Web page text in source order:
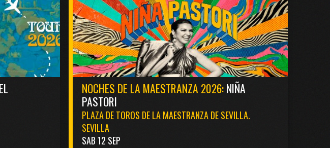
EL
NOCHES DE LA MAESTRANZA 2026:NIÑA
PASTORI
PLAZA DE TOROS DE LA MAESTRANZA DE SEVILLA.
SEVILLA
SAB 12 SEP